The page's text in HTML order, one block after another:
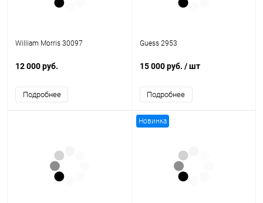
William Morris 30097
12 000 руб.
Подробнее
Guess 2953
15 000 руб. / шт
Подробнее
Новинка